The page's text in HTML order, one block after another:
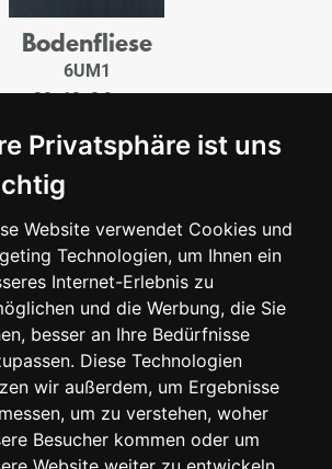
Privatsphäre ist uns
Website verwendet Cookies und
Technologien, um Ihnen ein
Internet-Erlebnis zu
und die Werbung, die Sie
besser an Ihre Bedürfnisse
Diese Technologien
wir außerdem, um Ergebnisse
um zu verstehen, woher
Besucher kommen oder um
Bodenfliese
6UM1
30x60x0,9 cm
Charge, Brand, Formate und weitere Einflüsse
der Abbildung abweichen.